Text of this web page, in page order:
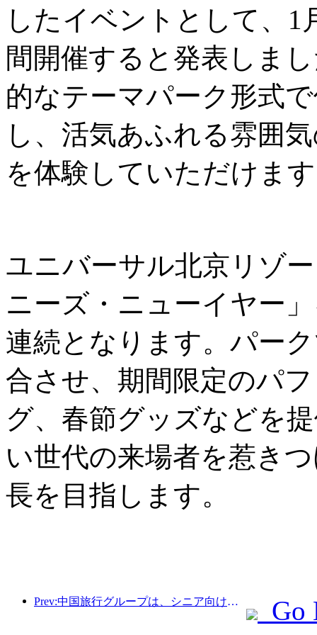
したイベントとして、1
間開催すると発表しま
的なテーマパーク形式
し、活気あふれる雰囲
を体験していただけま
ユニバーサル北京リゾ
ニーズ・ニューイヤー
連続となります。パー
合させ、期間限定のパ
グ、春節グッズなどを
い世代の来場者を惹き
長を目指します。
Prev:中国旅行グループは、シニア向け観光市場への進出を目指して「China Travel Good Times」ブランドを立ち上げた。
Go